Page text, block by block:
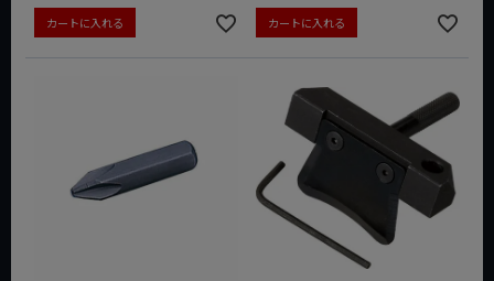
カートに入れる カートに入れる